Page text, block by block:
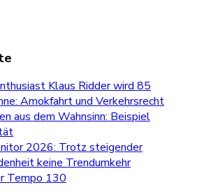
Klaus Ridder wird 85
Amokfahrt und Verkehrsrecht
aus dem Wahnsinn: Beispiel
2026: Trotz steigender
keine Trendumkehr
Tempo 130